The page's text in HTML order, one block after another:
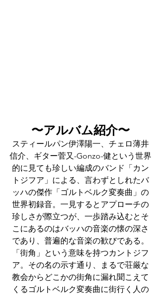
〜アルバム紹介〜
スティールパン伊澤陽一、チェロ薄井
信介、ギター菅又-Gonzo-健という世界
的に見ても珍しい編成のバンド「カン
トジフア」による、言わずとしれたバ
ッハの傑作「ゴルトベルク変奏曲」の
世界初録音。一見するとアプローチの
珍しさが際立つが、一歩踏み込むとそ
こにあるのはバッハの音楽の懐の深さ
であり、普遍的な音楽の歓びである。
「街角」という意味を持つカントジフ
ア。その名の示す通り、まるで荘厳な
教会からどこかの街角に漏れ聞こえて
くるゴルトベルク変奏曲に街行く人の